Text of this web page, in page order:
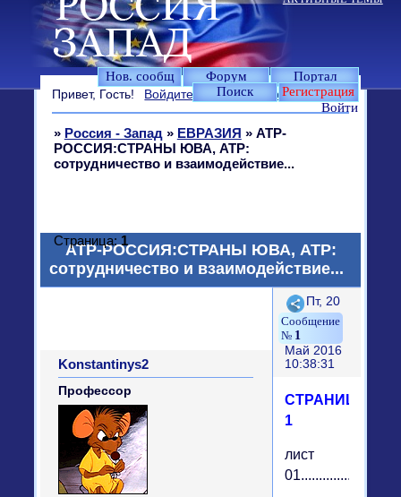
Нов. сообщ Форум
Портал
Поиск
Регистрация
Войти
Привет, Гость! Войдите илизарегистрируйтесь.
» Россия - Запад » ЕВРАЗИЯ » АТР-
РОССИЯ:СТРАНЫ ЮВА, АТР:
сотрудничество и взаимодействие...
АТР-РОССИЯ:СТРАНЫ ЮВА, АТР:
сотрудничество и взаимодействие...
Страница: 1
Поделиться
1
Пт, 20
Май 2016
10:38:31
Konstantinys2
Профессор
СТРАНИЦА
1
лист